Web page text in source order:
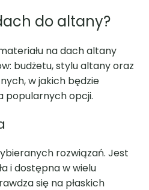
do altany?
na dach altany
budżetu, stylu altany oraz
w jakich będzie
popularnych opcji.
rozwiązań. Jest
i dostępna w wielu
się na płaskich